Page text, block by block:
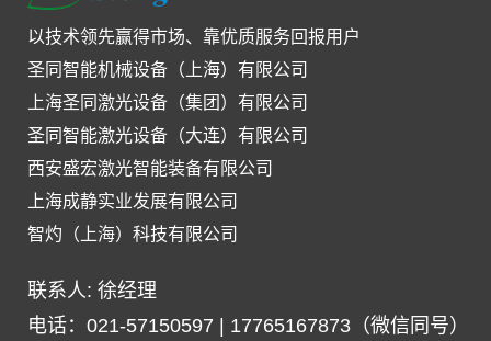
以技术领先赢得市场、靠优质服务回报用户
圣同智能机械设备（上海）有限公司
上海圣同激光设备（集团）有限公司
圣同智能激光设备（大连）有限公司
西安盛宏激光智能装备有限公司
上海成静实业发展有限公司
智灼（上海）科技有限公司
联系人: 徐经理
电话：021-57150597 | 17765167873（微信同号）